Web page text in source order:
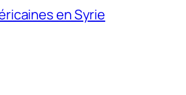
en Syrie